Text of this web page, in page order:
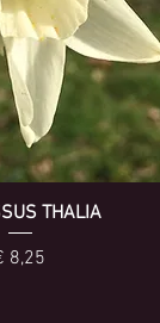
THALIA
8,25